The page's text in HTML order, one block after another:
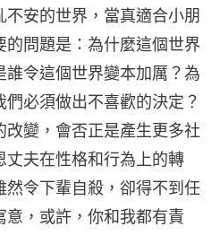
安的世界，當真適合小朋
問題是：為什麼這個世界
令這個世界變本加厲？為
必須做出不喜歡的決定？
變，會否正是產生更多社
夫在性格和行為上的轉
然令下輩自殺，卻得不到任
，或許，你和我都有責